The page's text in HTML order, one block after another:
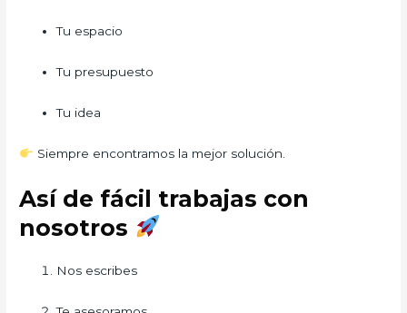
Tu espacio
Tu presupuesto
Tu idea
Siempre encontramos la mejor solución.
Así de fácil trabajas con
nosotros
Nos escribes